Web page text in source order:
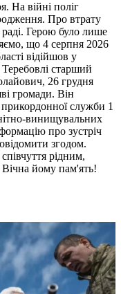
На війні поліг
Про втрату
раді. Герою було лише
що 4 серпня 2026
відійшов у
старший
26 грудня
громади. Він
служби 1
винищувальних
про зустріч
згодом.
рідним,
Вічна йому пам'ять!